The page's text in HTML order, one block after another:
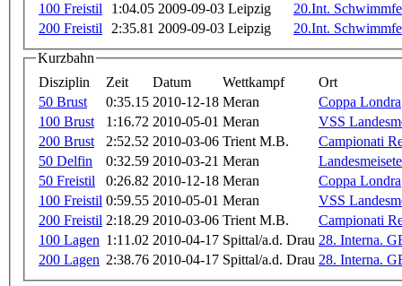
100 Freistil
1:04.05 2009-09-03 Leipzig
20.Int.
200 Freistil
2:35.81 2009-09-03 Leipzig
20.Int.
Kurzbahn
Disziplin
Zeit Datum Wettkampf
Ort
50 Brust
0:35.15 2010-12-18 Meran
Coppa Londra
100 Brust
1:16.72 2010-05-01 Meran
VSS
200 Brust
2:52.52 2010-03-06 Trient M.B.
Campionati
50 Delfin
0:32.59 2010-03-21 Meran
50 Freistil
0:26.82 2010-12-18 Meran
Coppa Londra
100 Freistil 0:59.55 2010-05-01 Meran
VSS
200 Freistil 2:18.29 2010-03-06 Trient M.B.
Campionati
100 Lagen 1:11.02 2010-04-17 Spittal/a.d. Drau 28. Interna.
200 Lagen 2:38.76 2010-04-17 Spittal/a.d. Drau 28. Interna.